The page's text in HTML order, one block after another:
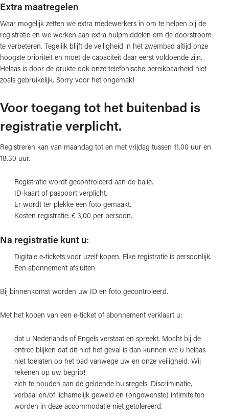
Extra maatregelen
Waar mogelijk zetten we extra medewerkers in om te helpen bij de
registratie en we werken aan extra hulpmiddelen om de doorstroom
te verbeteren. Tegelijk blijft de veiligheid in het zwembad altijd onze
hoogste prioriteit en moet de capaciteit daar eerst voldoende zijn.
Helaas is door de drukte ook onze telefonische bereikbaarheid niet
zoals gebruikelijk. Sorry voor het ongemak!
Voor toegang tot het buitenbad is
registratie verplicht.
Registreren kan van maandag tot en met vrijdag tussen 11.00 uur en
18.30 uur.
Registratie wordt gecontroleerd aan de balie.
ID‑kaart of paspoort verplicht.
Er wordt ter plekke een foto gemaakt.
Kosten registratie: € 3,00 per persoon.
Na registratie kunt u:
Digitale e-tickets voor uzelf kopen. Elke registratie is persoonlijk.
Een abonnement afsluiten
Bij binnenkomst worden uw ID en foto gecontroleerd.
Met het kopen van een e-ticket of abonnement verklaart u:
dat u Nederlands of Engels verstaat en spreekt. Mocht bij de
entree blijken dat dit niet het geval is dan kunnen we u helaas
niet toelaten op het bad vanwege uw en onze veiligheid. Wij
rekenen op uw begrip!
zich te houden aan de geldende huisregels. Discriminatie,
verbaal en/of lichamelijk geweld en (ongewenste) intimiteiten
worden in deze accommodatie niet getolereerd.